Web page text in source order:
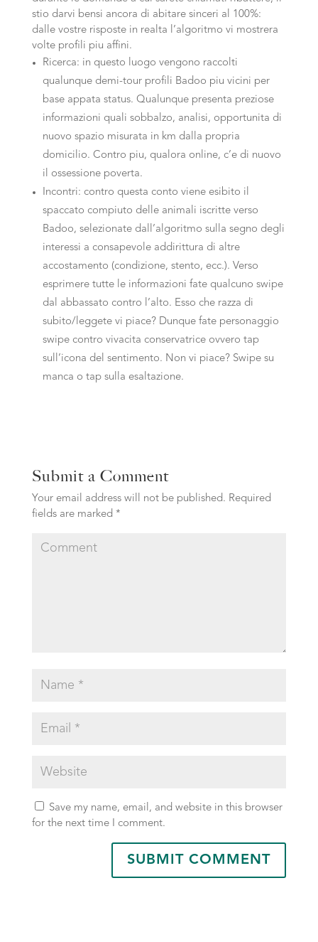
stio darvi bensi ancora di abitare sinceri al 100%:
dalle vostre risposte in realta l’algoritmo vi mostrera
volte profili piu affini.
Ricerca: in questo luogo vengono raccolti
qualunque demi-tour profili Badoo piu vicini per
base appata status. Qualunque presenta preziose
informazioni quali sobbalzo, analisi, opportunita di
nuovo spazio misurata in km dalla propria
domicilio. Contro piu, qualora online, c’e di nuovo
il ossessione poverta.
Incontri: contro questa conto viene esibito il
spaccato compiuto delle animali iscritte verso
Badoo, selezionate dall’algoritmo sulla segno degli
interessi a consapevole addirittura di altre
accostamento (condizione, stento, ecc.). Verso
esprimere tutte le informazioni fate qualcuno swipe
dal abbassato contro l’alto. Esso che razza di
subito/leggete vi piace? Dunque fate personaggio
swipe contro vivacita conservatrice ovvero tap
sull’icona del sentimento. Non vi piace? Swipe su
manca o tap sulla esaltazione.
Submit a Comment
Your email address will not be published. Required
fields are marked *
Save my name, email, and website in this browser
for the next time I comment.